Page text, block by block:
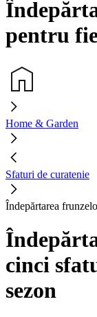
pentru
Home & Garden
Sfaturi de curatenie
Îndepărtarea
cinci
sezon